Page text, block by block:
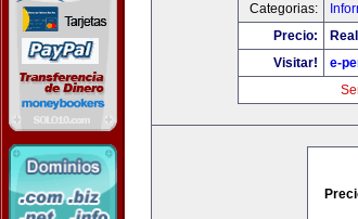
Categorias:
Precio:
Visitar!
e-